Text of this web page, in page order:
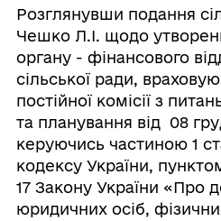
Розглянувши подання
Чешко Л.І. щодо
органу - фінансового
сільської ради,
постійної комісії з
та планування від 08
керуючись частиною 1
кодексу України,
17 Закону України «Про
юридичних осіб,